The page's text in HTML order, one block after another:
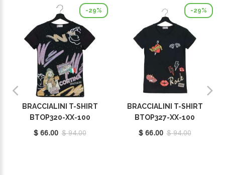
-29%
BRACCIALINI T-SHIRT
BTOP320-XX-100
$ 66.00 $ 94.00
-29%
BRACCIALINI T-SHIRT
BTOP327-XX-100
$ 66.00 $ 94.00